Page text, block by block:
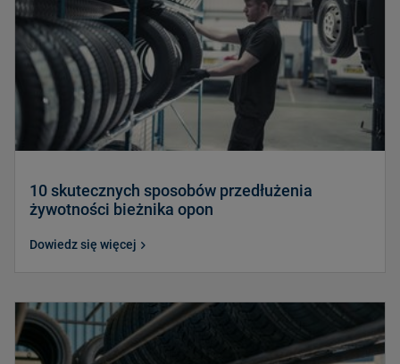
10 skutecznych sposobów przedłużenia
żywotności bieżnika opon
Dowiedz się więcej